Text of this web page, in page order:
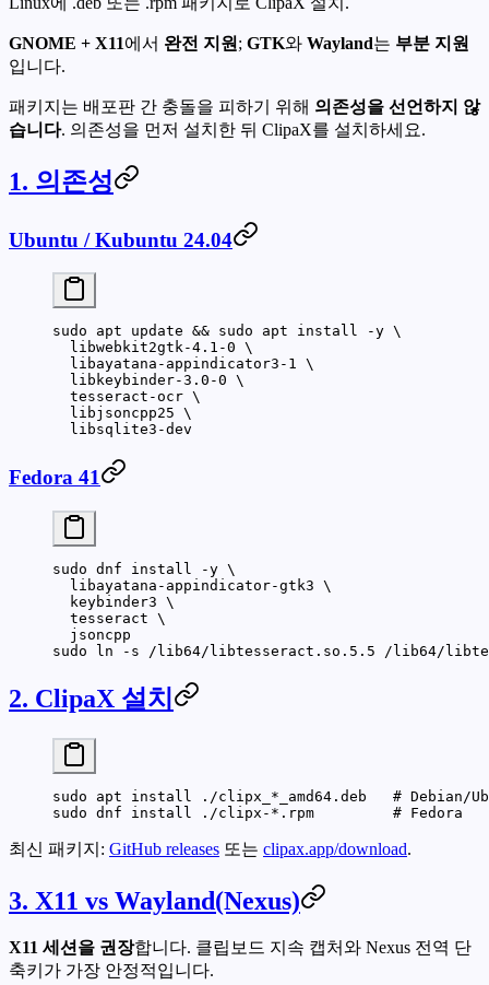
GNOME + X11에서 완전 지원 ; GTK와 Wayland는 부분 지원
입니다.
패키지는 배포판 간 충돌을 피하기 위해 의존성을 선언하지 않
습니다. 의존성을 먼저 설치한 뒤 ClipaX를 설치하세요.
1. 의존성
Ubuntu / Kubuntu 24.04
sudo apt update && sudo apt install -y \
  libwebkit2gtk-4.1-0
\
  libayatana-appindicator3-1
\
  libkeybinder-3.0-0
\
  tesseract-ocr
\
  libjsoncpp25
\
  libsqlite3-dev
Fedora 41
sudo dnf install -y \
  libayatana-appindicator-gtk3
\
  keybinder3
\
  tesseract
\
  jsoncpp
sudo ln -s /lib64/libtesseract.so.5.5 /lib64/
2. ClipaX 설치
sudo apt install ./clipx_ * _amd64.deb
# Debian/
sudo dnf install ./clipx- * .rpm
         # Fedora
최신 패키지: GitHub releases 또는 clipax.app/download.
3. X11 vs Wayland(Nexus)
X11 세션을 권장합니다. 클립보드 지속 캡처와 Nexus 전역 단
축키가 가장 안정적입니다.